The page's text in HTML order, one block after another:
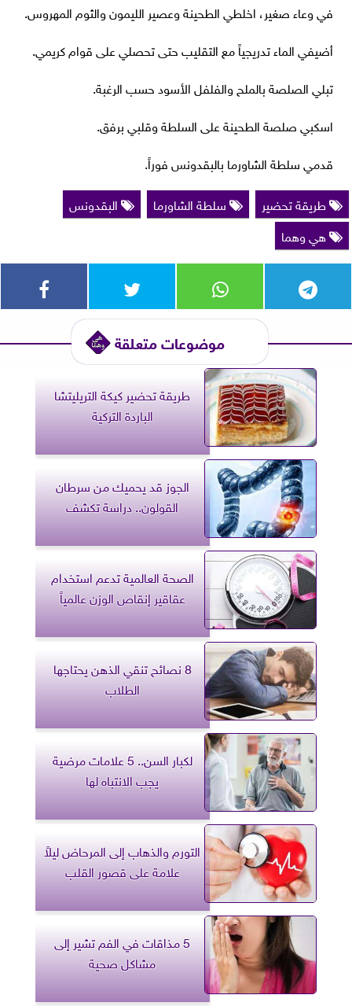
في وعاء صغير، اخلطي الطحينة وعصير الليمون والثوم المهروس.
أضيفي الماء تدريجياً مع التقليب حتى تحصلي على قوام كريمي.
تبلي الصلصة بالملح والفلفل الأسود حسب الرغبة.
اسكبي صلصة الطحينة على السلطة وقلبي برفق.
قدمي سلطة الشاورما بالبقدونس فوراً.
طريقة تحضير
سلطة الشاورما
البقدونس
هي وهما
موضوعات متعلقة
طريقة تحضير كيكة التريليتشا
الباردة التركية
الجوز قد يحميك من سرطان
القولون.. دراسة تكشف
الصحة العالمية تدعم استخدام
عقاقير إنقاص الوزن عالمياً
8 نصائح تنقي الذهن يحتاجها
الطلاب
لكبار السن.. 5 علامات مرضية
يجب الانتباه لها
التورم والذهاب إلى المرحاض ليلاً
علامة على قصور القلب
5 مذاقات في الفم تشير إلى
مشاكل صحية